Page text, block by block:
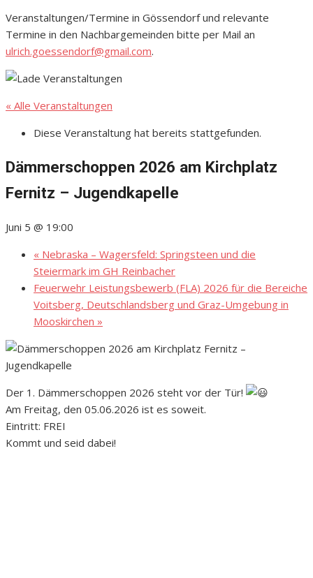
Veranstaltungen/Termine in Gössendorf und relevante
Termine in den Nachbargemeinden bitte per Mail an
ulrich.goessendorf@gmail.com.
« Alle Veranstaltungen
Diese Veranstaltung hat bereits stattgefunden.
Dämmerschoppen 2026 am Kirchplatz
Fernitz – Jugendkapelle
Juni 5 @ 19:00
« Nebraska – Wagersfeld: Springsteen und die
Steiermark im GH Reinbacher
Feuerwehr Leistungsbewerb (FLA) 2026 für die Bereiche
Voitsberg, Deutschlandsberg und Graz-Umgebung in
Mooskirchen »
Der 1. Dämmerschoppen 2026 steht vor der Tür!
Am Freitag, den 05.06.2026 ist es soweit.
Eintritt: FREI
Kommt und seid dabei!